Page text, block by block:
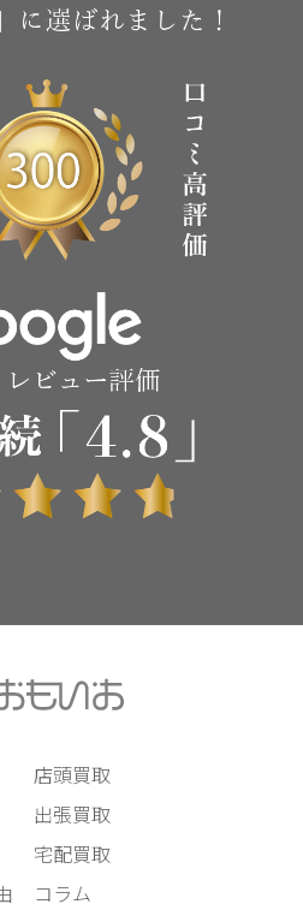
店頭買取
出張買取
宅配買取
コラム